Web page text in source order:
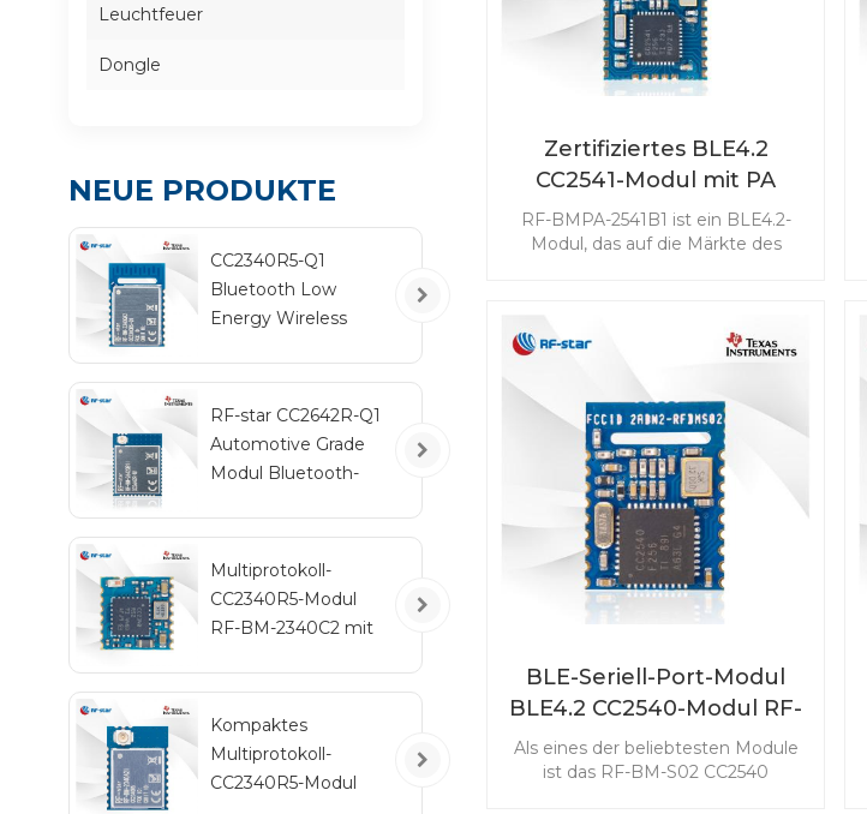
Zertifiziertes BLE4.2
CC2541-Modul mit PA
CC2592 RF-BMPA-2541B1
RF-BMPA-2541B1 ist ein BLE4.2-
Modul, das auf die Märkte des
Leistungsmerkmalen ausgerichtet
ist. Das Modul mit max. Eine
Sendeleistung von 19 dBm
ermöglicht Ihrer Anwendung eine
größere Reichweitenabdeckung
und eine Option für den
Antennenausgang.
BLE-Seriell-Port-Modul
BLE4.2 CC2540-Modul RF-
BM-S02
Als eines der beliebtesten Module
ist das RF-BM-S02 CC2540
Leuchtfeuer
Dongle
NEUE PRODUKTE
CC2340R5-Q1
Bluetooth Low
Energy Wireless
RF-star CC2642R-Q1
Automotive Grade
Modul Bluetooth-
Multiprotokoll-
CC2340R5-Modul
RF-BM-2340C2 mit
Kompaktes
Multiprotokoll-
CC2340R5-Modul